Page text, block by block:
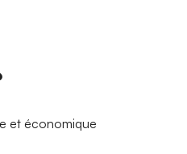
et économique